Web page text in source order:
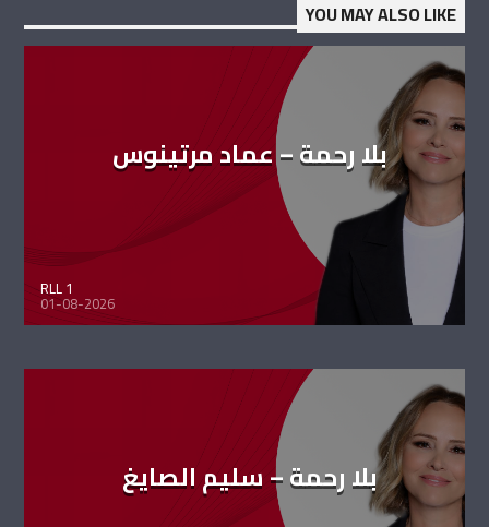
YOU MAY ALSO LIKE
بلا رحمة – عماد مرتينوس
RLL 1
01-08-2026
بلا رحمة – سليم الصايغ